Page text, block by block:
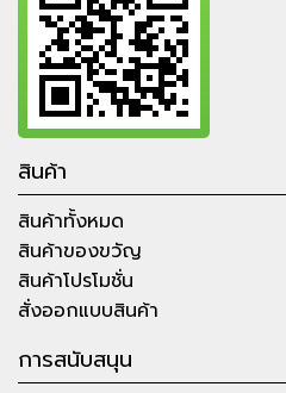
สินค้า
สินค้าทั้งหมด
สินค้าของขวัญ
สินค้าโปรโมชั่น
สั่งออกแบบสินค้า
การสนับสนุน